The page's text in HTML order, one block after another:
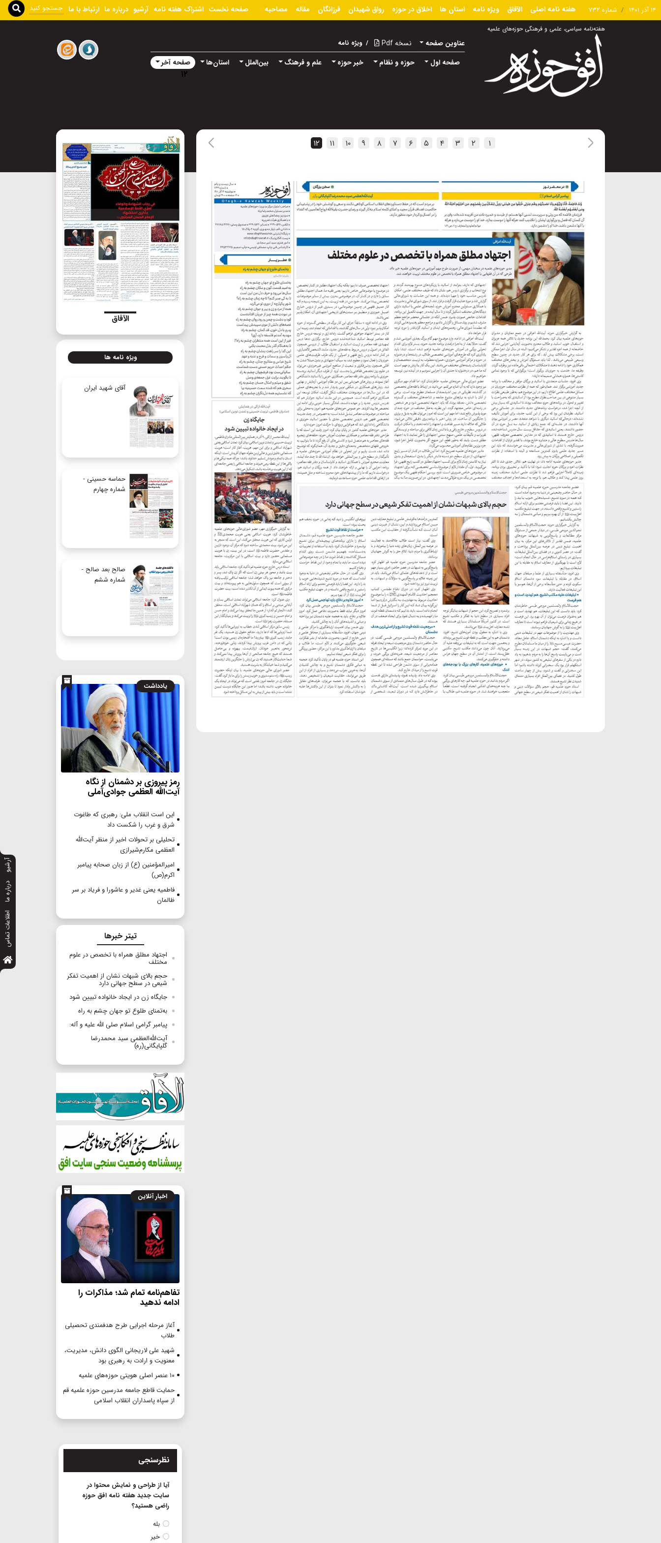
آرشیو
درباره ما
اطلاعات تماس
۱۴ آذر ۱۴۰۱ شماره ۷۳۲ هفته نامه اصلی الآفاق ویژه نامه استان ها اخلاق در حوزه رواق شهیدان فرزانگان مقاله مصاحبه صفحه نخست اشتراک هفته نامه آرشیو درباره ما ارتباط با ما
هفته‌نامه سیاسی، علمی و فرهنگی حوزه‌های علمیه
عناوین صفحه نسخه Pdf / ویژه نامه
صفحه اول حوزه و نظام خبر حوزه علم و فرهنگ بین‌الملل استان‌ها صفحه آخر
۱۲
۱ ۲ ۳ ۴ ۵ ۶ ۷ ۸ ۹ ۱۰ ۱۱ ۱۲
الآفاق
ویژه نامه ها
آقای شهید ایران
حماسه حسینی -
شماره چهارم
صالح بعد صالح -
شماره ششم
یادداشت
رمز پیروزی بر دشمنان از نگاه
آیت‌الله العظمی جوادی‌آملی
این است انقلاب ملی: رهبری که طاغوت
شرق و غرب را شکست داد
تحلیلی بر تحولات اخیر از منظر آیت‌الله
العظمی مکارم‌شیرازی
امیرالمؤمنین (ع) از زبان صحابه پیامبر
اکرم(ص)
فاطمیه یعنی غدیر و عاشورا و فریاد بر سر
ظالمان
تیتر خبرها
اجتهاد مطلق همراه با تخصص در علوم
مختلف
حجم بالای شبهات نشان از اهمیت تفکر
شیعی در سطح جهانی دارد
جایگاه زن در ایجاد خانواده تبیین شود
به‌تمنای طلوع تو جهان چشم به راه
پیامبر گرامی اسلام‌ صلی الله علیه و آله:
آیت‌الله‌العظمی سید محمدرضا
گلپایگانی(ره)
اخبار آنلاین
تفاهم‌نامه تمام شد؛ مذاکرات را
ادامه ندهید
آغاز مرحله اجرایی طرح هدفمندی تحصیلی
طلاب
شهید علی لاریجانی الگوی دانش، مدیریت،
معنویت و ارادت به رهبری بود
۱۰ عنصر اصلی هویتی حوزه‌های علمیه
حمایت قاطع جامعه مدرسین حوزه علمیه قم
از سپاه پاسداران انقلاب اسلامی
نظرسنجی
آیا از طراحی و نمایش محتوا در
سایت جدید هفته نامه افق حوزه
راضی هستید؟
بله
خیر